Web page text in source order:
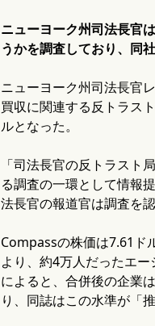
ニューヨーク州司法長官
うかを調査しており、同
ニューヨーク州司法長官
買収に関連する反トラス
ルとなった。
「司法長官の反トラス
る調査の一環として情報
法長官の報道官は調査を
Compassの株価は7.61ド
より、約4万人だったエ
によると、合併後の企業
り、同誌はこの水準が「